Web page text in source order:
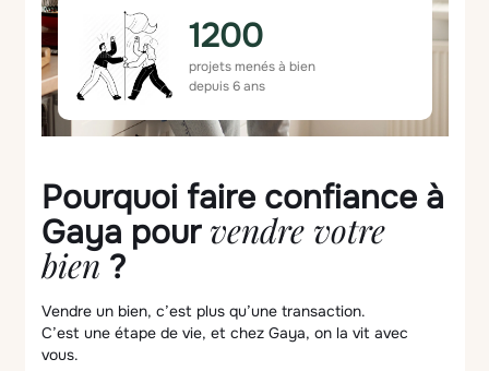
1200
projets menés à bien
depuis 6 ans
Pourquoi faire confiance à
Gaya pour vendre votre
bien ?
Vendre un bien, c’est plus qu’une transaction.
C’est une étape de vie, et chez Gaya, on la vit avec
vous.